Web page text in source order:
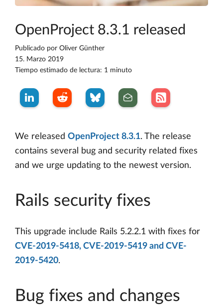
OpenProject 8.3.1 released
Publicado por Oliver Günther
15. Marzo 2019
Tiempo estimado de lectura: 1 minuto
We released OpenProject 8.3.1. The release
contains several bug and security related fixes
and we urge updating to the newest version.
Rails security fixes
This upgrade include Rails 5.2.2.1 with fixes for
CVE-2019-5418, CVE-2019-5419 and CVE-
2019-5420.
Bug fixes and changes